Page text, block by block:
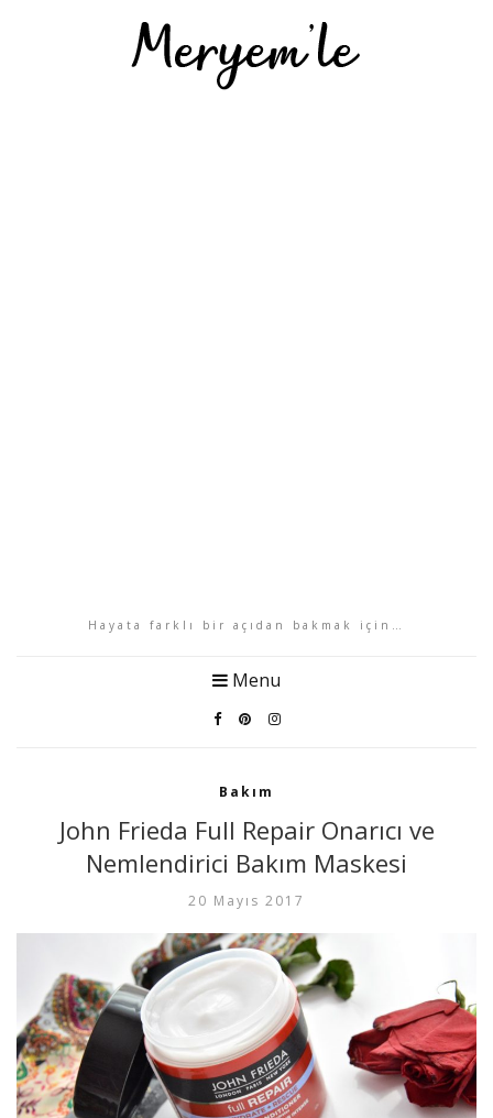
Hayata farklı bir açıdan bakmak için…
Menu
Bakım
John Frieda Full Repair Onarıcı ve
Nemlendirici Bakım Maskesi
20 Mayıs 2017